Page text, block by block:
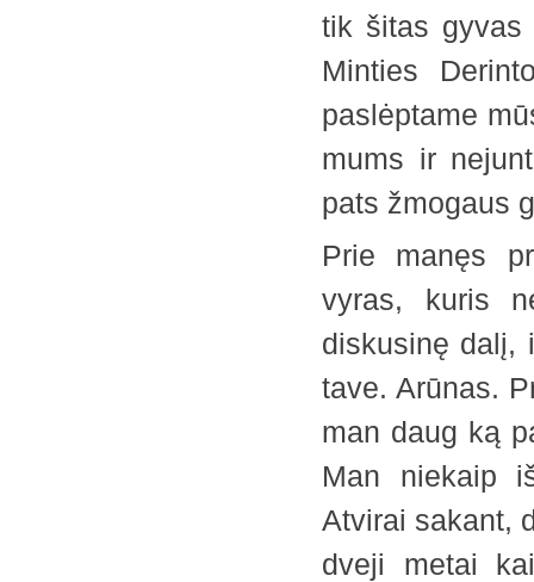
tik šitas gyvas
Minties
paslėptame
mums ir
pats žmogaus
Prie manęs
vyras, kuris
diskusinę dalį,
tave. Arūnas.
man daug ką
Man niekaip
Atvirai sakant,
dveji metai